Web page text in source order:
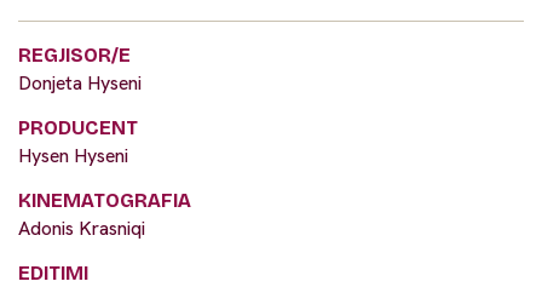
REGJISOR/E
Donjeta Hyseni
PRODUCENT
Hysen Hyseni
KINEMATOGRAFIA
Adonis Krasniqi
EDITIMI